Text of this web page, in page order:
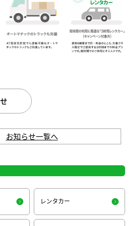
お知らせ一覧へ
レンタカー